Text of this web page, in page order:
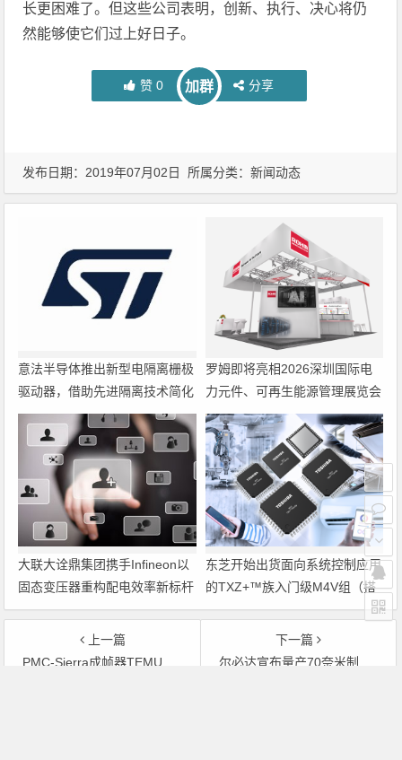
长更困难了。但这些公司表明，创新、执行、决心将仍
然能够使它们过上好日子。
赞 0 加群 分享
发布日期：2019年07月02日 所属分类：新闻动态
意法半导体推出新型电隔离栅极
驱动器，借助先进隔离技术简化
电源设计
罗姆即将亮相2026深圳国际电
力元件、可再生能源管理展览会
暨研讨会
大联大诠鼎集团携手Infineon以
固态变压器重构配电效率新标杆
东芝开始出货面向系统控制应用
的TXZ+™族入门级M4V组（搭
载Arm Cortex‑M4内核的标准微
控制器）工程样品
上一篇
PMC-Sierra成帧器TEMUX 336用于下一代语音、无线和路由器平台
下一篇
尔必达宣布量产70奈米制程DRAM芯片